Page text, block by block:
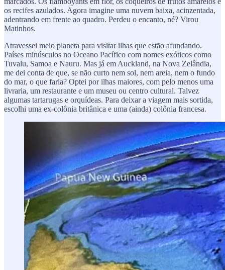
os recifes azulados. Agora imagine uma nuvem baixa, acinzentada,
adentrando em frente ao quadro. Perdeu o encanto, né? Virou
Matinhos.
Atravessei meio planeta para visitar ilhas que estão afundando.
Países minúsculos no Oceano Pacífico com nomes exóticos como
Tuvalu, Samoa e Nauru. Mas já em Auckland, na Nova Zelândia,
me dei conta de que, se não curto nem sol, nem areia, nem o fundo
do mar, o que faria? Optei por ilhas maiores, com pelo menos uma
livraria, um restaurante e um museu ou centro cultural. Talvez
algumas tartarugas e orquídeas. Para deixar a viagem mais sortida,
escolhi uma ex-colônia britânica e uma (ainda) colônia francesa.